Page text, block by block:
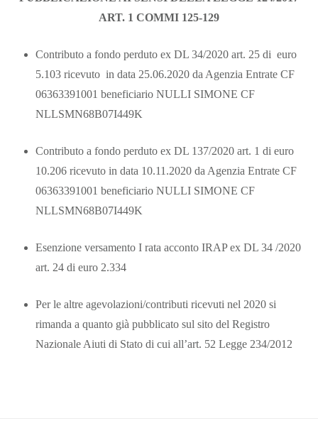
ART. 1 COMMI 125-129
Contributo a fondo perduto ex DL 34/2020 art. 25 di euro
5.103 ricevuto in data 25.06.2020 da Agenzia Entrate CF
06363391001 beneficiario NULLI SIMONE CF
NLLSMN68B07I449K
Contributo a fondo perduto ex DL 137/2020 art. 1 di euro
10.206 ricevuto in data 10.11.2020 da Agenzia Entrate CF
06363391001 beneficiario NULLI SIMONE CF
NLLSMN68B07I449K
Esenzione versamento I rata acconto IRAP ex DL 34 /2020
art. 24 di euro 2.334
Per le altre agevolazioni/contributi ricevuti nel 2020 si
rimanda a quanto già pubblicato sul sito del Registro
Nazionale Aiuti di Stato di cui all’art. 52 Legge 234/2012